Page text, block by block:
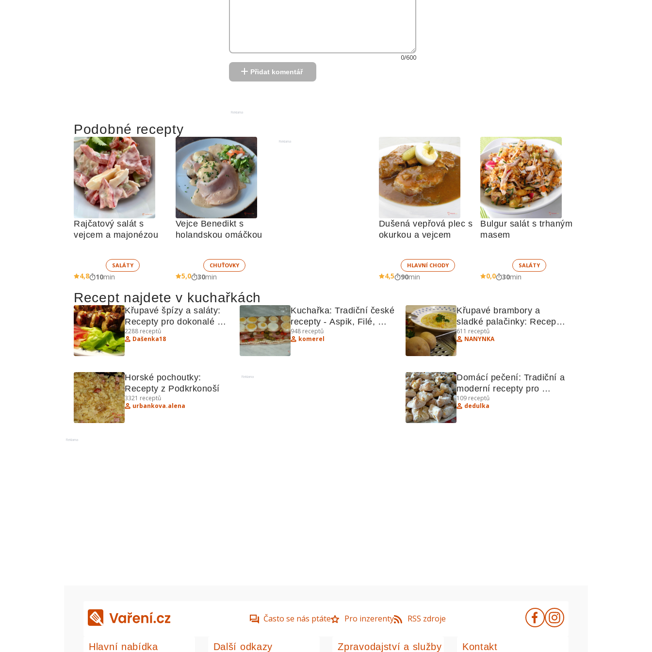
0/600
Přidat komentář
Reklama
Podobné recepty
Rajčatový salát s
vejcem a majonézou
SALÁTY
4,8 10min
Vejce Benedikt s
holandskou omáčkou
CHUŤOVKY
5,0 30min
Reklama
Dušená vepřová plec s
okurkou a vejcem
HLAVNÍ CHODY
4,5 90min
Bulgur salát s trhaným
masem
SALÁTY
0,0 30min
Recept najdete v kuchařkách
Křupavé špízy a saláty:
Recepty pro dokonalé
grilování a osvěžující
saláty
2288 receptů
Dašenka18
Kuchařka: Tradiční české
recepty - Aspik, Filé,
Koprová omáčka
948 receptů
komerel
Křupavé brambory a
sladké palačinky: Recepty
pro gurmány
611 receptů
NANYNKA
Horské pochoutky:
Recepty z Podkrkonoší
3321 receptů
urbankova.alena
Reklama
Domácí pečení: Tradiční a
moderní recepty pro
sladké pochoutky
109 receptů
dedulka
Reklama
Často se nás ptáte Pro inzerenty RSS zdroje
Hlavní nabídka Další odkazy Zpravodajství a služby Kontakt